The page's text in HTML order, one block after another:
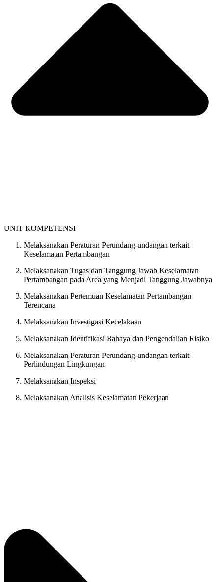
UNIT KOMPETENSI
Melaksanakan Peraturan Perundang-undangan terkait
Keselamatan Pertambangan
Melaksanakan Tugas dan Tanggung Jawab Keselamatan
Pertambangan pada Area yang Menjadi Tanggung Jawabnya
Melaksanakan Pertemuan Keselamatan Pertambangan
Terencana
Melaksanakan Investigasi Kecelakaan
Melaksanakan Identifikasi Bahaya dan Pengendalian Risiko
Melaksanakan Peraturan Perundang-undangan terkait
Perlindungan Lingkungan
Melaksanakan Inspeksi
Melaksanakan Analisis Keselamatan Pekerjaan